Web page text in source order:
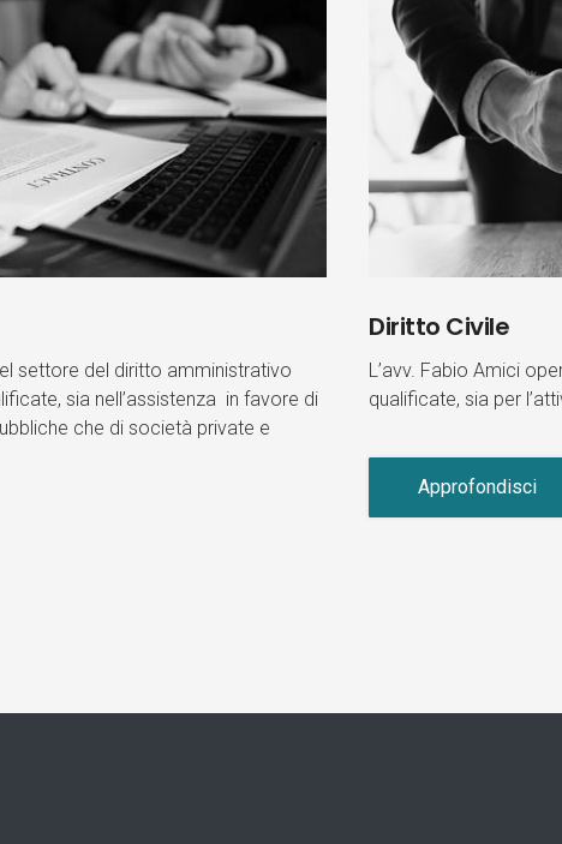
settore del diritto amministrativo
sia nell’assistenza in favore di
che di società private e
Diritto Civile
L’avv. Fabio Amici
qualificate, sia per
Approfondisci